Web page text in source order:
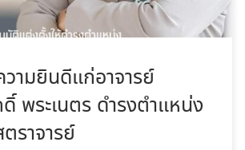
ามยินดีแก่อาจารย์
พระเนตร ดำรงตำแหน่ง
ราจารย์